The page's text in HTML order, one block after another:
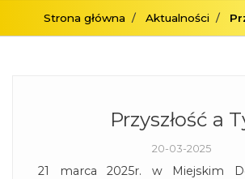
Strona główna Aktualności
Przyszłość a
20-03-2025
21 marca 2025r. w Miejskim